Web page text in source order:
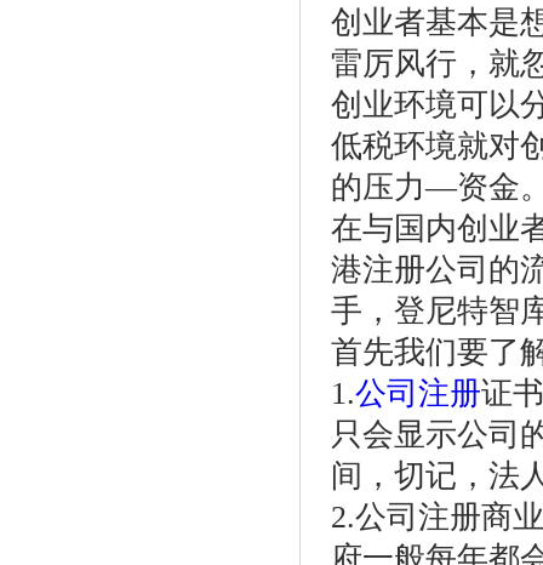
创业者基本是
雷厉风行，就
创业环境可以
低税环境就对
的压力—资金
在与国内创业
港注册公司的
手，登尼特智
首先我们要了
1.公司注册证
只会显示公司
间，切记，法
2.公司注册商